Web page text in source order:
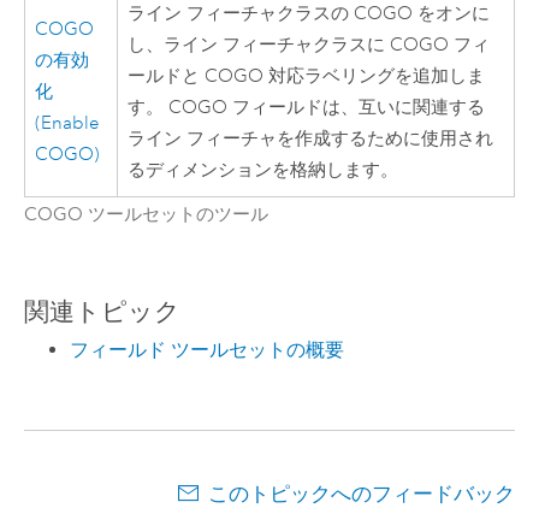
COGO
の有効
化
(Enable
COGO)
ライン フィーチャクラスの COGO をオンに
し、ライン フィーチャクラスに COGO フィ
ールドと COGO 対応ラベリングを追加しま
す。 COGO フィールドは、互いに関連する
ライン フィーチャを作成するために使用され
るディメンションを格納します。
COGO ツールセットのツール
関連トピック
フィールド ツールセットの概要
このトピックへのフィードバック